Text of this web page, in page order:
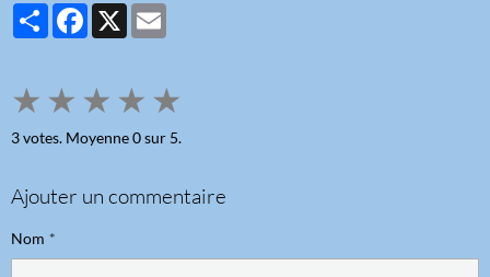
PartagerFacebook
X
★ ★ ★ ★ ★
3votes. Moyenne0sur 5.
Ajouter un commentaire
Nom